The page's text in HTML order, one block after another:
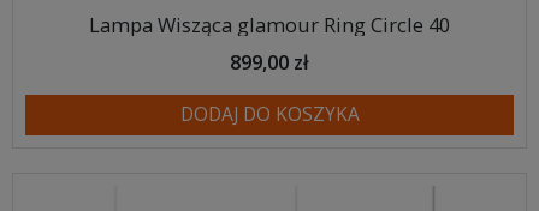
Lampa Wisząca glamour Ring Circle 40
899,00 zł
DODAJ DO KOSZYKA